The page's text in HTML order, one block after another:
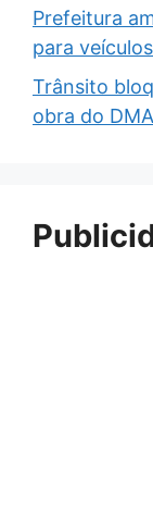
Prefeitura
para
Trânsito
obra do